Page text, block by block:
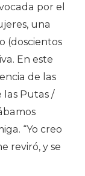
por el
una
(doscientos
En este
de las
las Putas /
“Yo creo
reviró, y se